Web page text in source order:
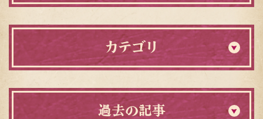
カテゴリ
過去の記事